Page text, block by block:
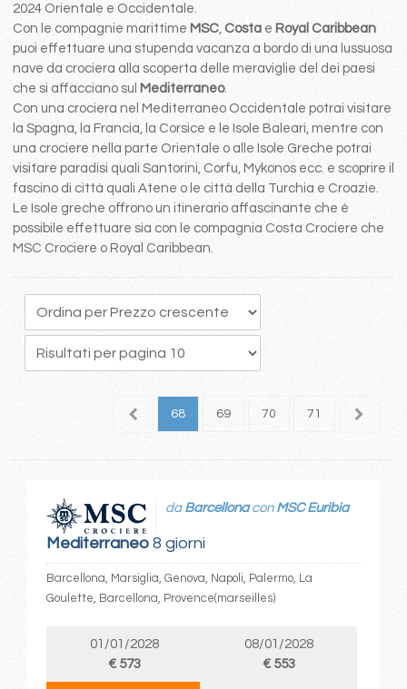
2024 Orientale e Occidentale.
Con le compagnie marittime MSC, Costa e Royal Caribbean
puoi effettuare una stupenda vacanza a bordo di una lussuosa
nave da crociera alla scoperta delle meraviglie del dei paesi
che si affacciano sul Mediterraneo.
Con una crociera nel Mediterraneo Occidentale potrai visitare
la Spagna, la Francia, la Corsice e le Isole Baleari, mentre con
una crociere nella parte Orientale o alle Isole Greche potrai
visitare paradisi quali Santorini, Corfu, Mykonos ecc. e scoprire il
fascino di città quali Atene o le città della Turchia e Croazie.
Le Isole greche offrono un itinerario affascinante che è
possibile effettuare sia con le compagnia Costa Crociere che
MSC Crociere o Royal Caribbean.
67 68 69 70 71 72
Mediterraneo8 giorni
da Barcellonacon MSC Euribia
Barcellona, Marsiglia, Genova, Napoli, Palermo, La
Goulette, Barcellona, Provence(marseilles)
01/01/2028
€ 573
08/01/2028
€ 553